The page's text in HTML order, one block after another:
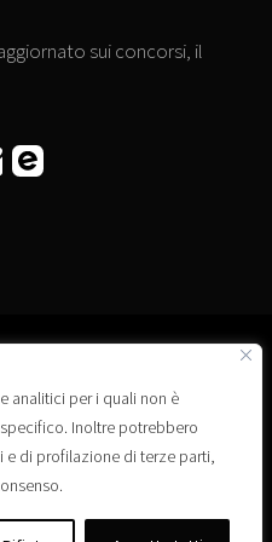
analitici per i quali non è
Inoltre potrebbero
e di profilazione di terze parti,
sui concorsi, il
a Ponte” APS
Ponte San Nicolò (PD)
policy
Sociale – Regione Veneto –